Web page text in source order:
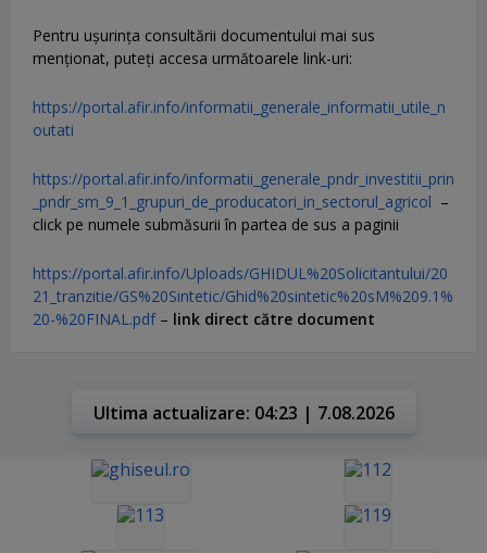
Pentru uşurinţa consultării documentului mai sus
menţionat, puteţi accesa următoarele link-uri:
https://portal.afir.info/informatii_generale_informatii_utile_n
outati
https://portal.afir.info/informatii_generale_pndr_investitii_prin
_pndr_sm_9_1_grupuri_de_producatori_in_sectorul_agricol –
click pe numele submăsurii în partea de sus a paginii
https://portal.afir.info/Uploads/GHIDUL%20Solicitantului/20
21_tranzitie/GS%20Sintetic/Ghid%20sintetic%20sM%209.1%
20-%20FINAL.pdf– link direct către document
Ultima actualizare: 04:23 | 7.08.2026